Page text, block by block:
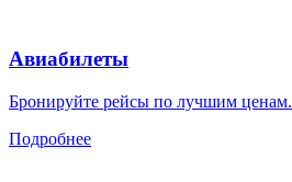
Авиабилеты
Бронируйте рейсы по лучшим ценам.
Подробнее